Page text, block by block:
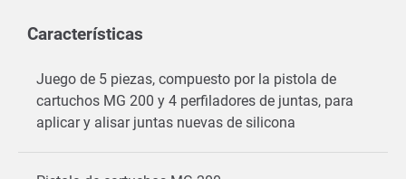
Características
Juego de 5 piezas, compuesto por la pistola de
cartuchos MG 200 y 4 perfiladores de juntas, para
aplicar y alisar juntas nuevas de silicona